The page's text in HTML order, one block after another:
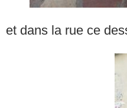
et dans la rue ce